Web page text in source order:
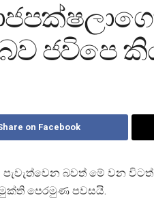
ජවිපෙ
on Facebook
බවත් මේ වන විටත්
පෙරමුණ පවසයි.